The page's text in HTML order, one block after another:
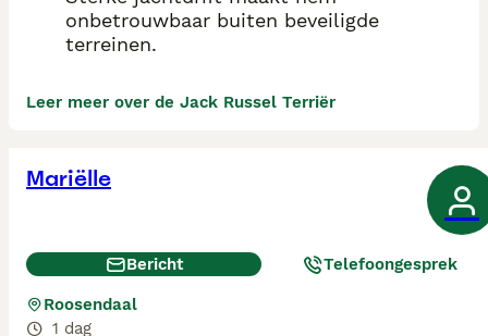
onbetrouwbaar buiten beveiligde
terreinen.
Leer meer over de Jack Russel Terriër
Mariëlle
Bericht Telefoongesprek
Roosendaal
1 dag